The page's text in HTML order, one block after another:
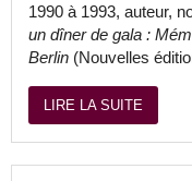
1990 à 1993, auteur,
un dîner de gala :
Berlin (Nouvelles
LIRE LA SUITE